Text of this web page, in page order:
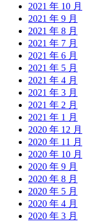
2021 年 10 月
2021 年 9 月
2021 年 8 月
2021 年 7 月
2021 年 6 月
2021 年 5 月
2021 年 4 月
2021 年 3 月
2021 年 2 月
2021 年 1 月
2020 年 12 月
2020 年 11 月
2020 年 10 月
2020 年 9 月
2020 年 8 月
2020 年 5 月
2020 年 4 月
2020 年 3 月